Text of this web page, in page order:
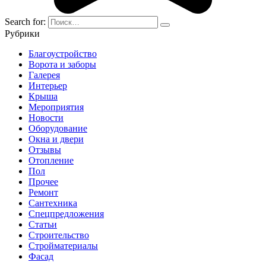
Search for:
Рубрики
Благоустройство
Ворота и заборы
Галерея
Интерьер
Крыша
Мероприятия
Новости
Оборудование
Окна и двери
Отзывы
Отопление
Пол
Прочее
Ремонт
Сантехника
Спецпредложения
Статьи
Строительство
Стройматериалы
Фасад